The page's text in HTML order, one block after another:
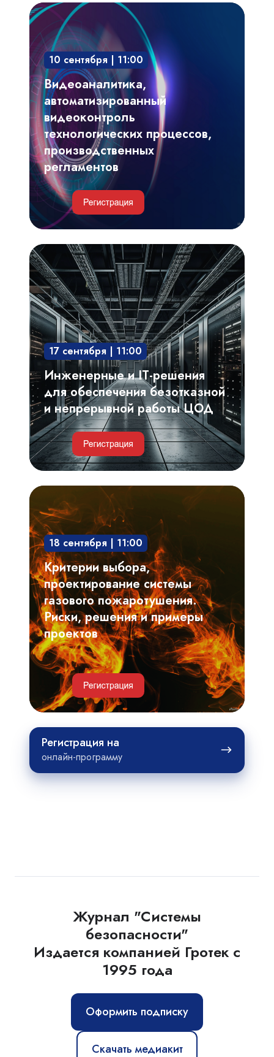
Видеоаналитика,
автоматизированный
видеоконтроль
технологических
процессов,
производственных
регламентов
10 сентября | 11:00
Видеоаналитика,
автоматизированный
видеоконтроль
технологических процессов,
производственных
регламентов
Инженерные
и
IT-
решения
для
обеспечения
безотказной
и
непрерывной
работы
ЦОД
17 сентября | 11:00
Инженерные и IT-решения
для обеспечения безотказной
и непрерывной работы ЦОД
Критерии
выбора,
проектирование
системы
газового
пожаротушения.
Риски,
решения
и
примеры
проектов
18 сентября | 11:00
Критерии выбора,
проектирование системы
газового пожаротушения.
Риски, решения и примеры
проектов
Регистрация на
онлайн-программу
Регистрация
Журнал "Системы
безопасности"
Издается компанией Гротек с
1995 года
Оформить подписку
Скачать медиакит